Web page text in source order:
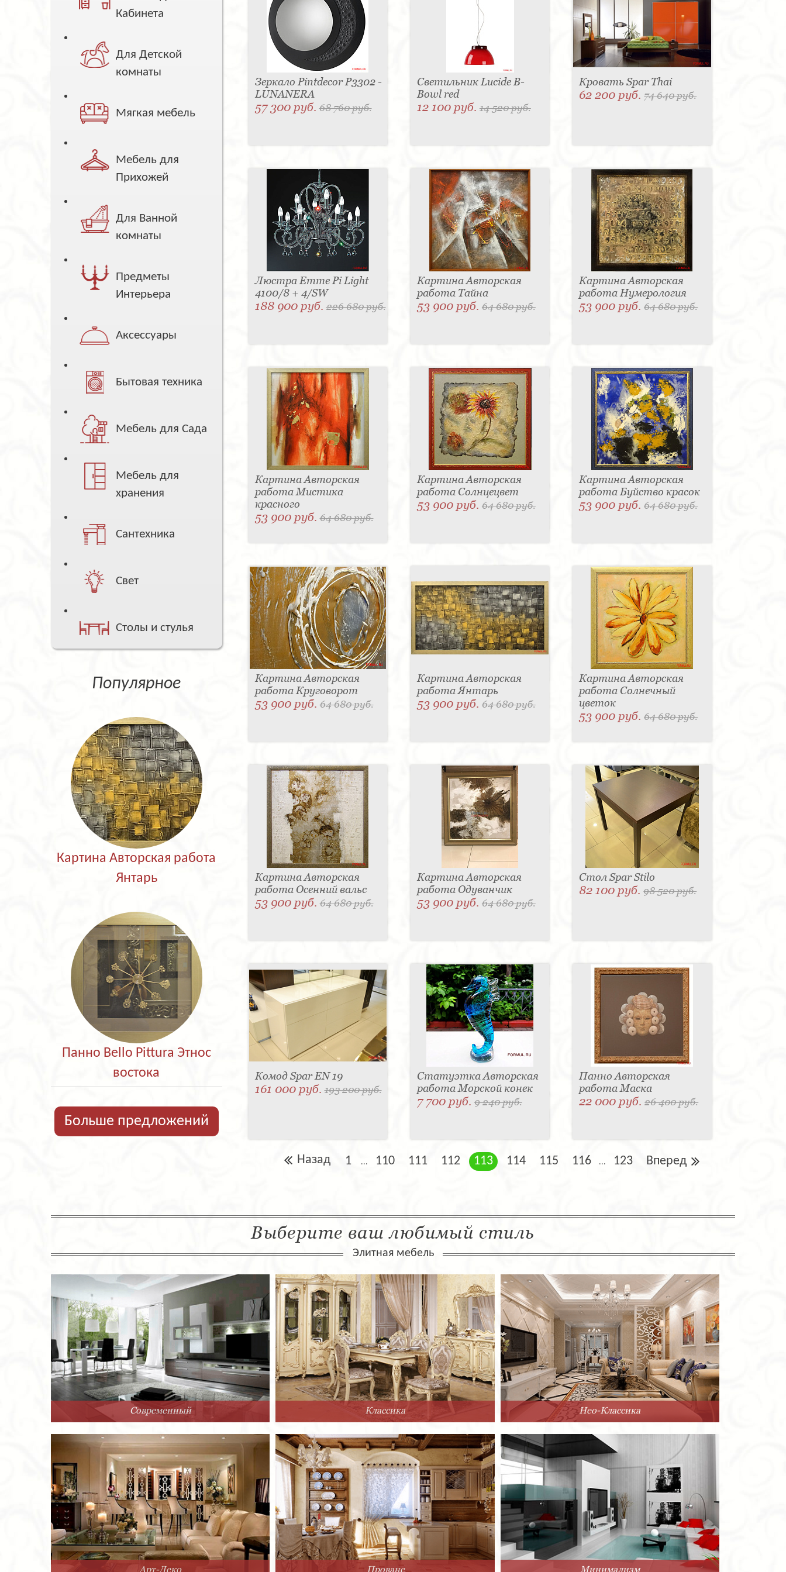
Кабинета
Для Детской
комнаты
Мягкая мебель
Мебель для
Прихожей
Для Ванной
комнаты
Предметы
Интерьера
Аксессуары
Бытовая техника
Мебель для Сада
Мебель для
хранения
Сантехника
Свет
Столы и стулья
Популярное
Картина Авторская работа
Янтарь
Панно Bello Pittura Этнос
востока
Больше предложений
Зеркало Pintdecor P3302 -
LUNANERA
57 300 руб.68 760 руб.
Светильник Lucide B-
Bowl red
12 100 руб. 14 520 руб.
Кровать Spar Thai
62 200 руб.74 640 руб.
Люстра Emme Pi Light
4100/8 + 4/SW
188 900 руб.226 680 руб.
Картина Авторская
работа Тайна
53 900 руб. 64 680 руб.
Картина Авторская
работа Нумерология
53 900 руб.64 680 руб.
Картина Авторская
работа Мистика
красного
53 900 руб.64 680 руб.
Картина Авторская
работа Солнцецвет
53 900 руб. 64 680 руб.
Картина Авторская
работа Буйство красок
53 900 руб.64 680 руб.
Картина Авторская
работа Круговорот
53 900 руб.64 680 руб.
Картина Авторская
работа Янтарь
53 900 руб. 64 680 руб.
Картина Авторская
работа Солнечный
цветок
53 900 руб.64 680 руб.
Картина Авторская
работа Осенний вальс
53 900 руб.64 680 руб.
Картина Авторская
работа Одуванчик
53 900 руб. 64 680 руб.
Стол Spar Stilo
82 100 руб.98 520 руб.
Комод Spar EN 19
161 000 руб.193 200 руб.
Статуэтка Авторская
работа Морской конек
7 700 руб. 9 240 руб.
Панно Авторская
работа Маска
22 000 руб.26 400 руб.
Назад 1 ... 110 111 112 113 114 115 116 ... 123 Вперед
Выберите ваш любимый стиль
Элитная мебель
Современный Классика Нео-Классика
Арт-Деко Прованс Минимализм